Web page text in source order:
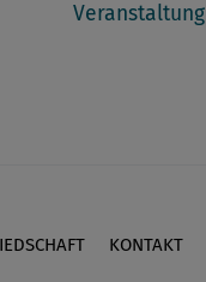
Veranstaltung
KONTAKT